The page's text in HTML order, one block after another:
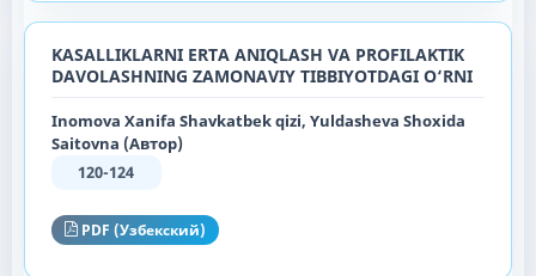
KASALLIKLARNI ERTA ANIQLASH VA PROFILAKTIK
DAVOLASHNING ZAMONAVIY TIBBIYOTDAGI O‘RNI
Inomova Xanifa Shavkatbek qizi, Yuldasheva Shoxida
Saitovna (Автор)
120-124
PDF (Узбекский)